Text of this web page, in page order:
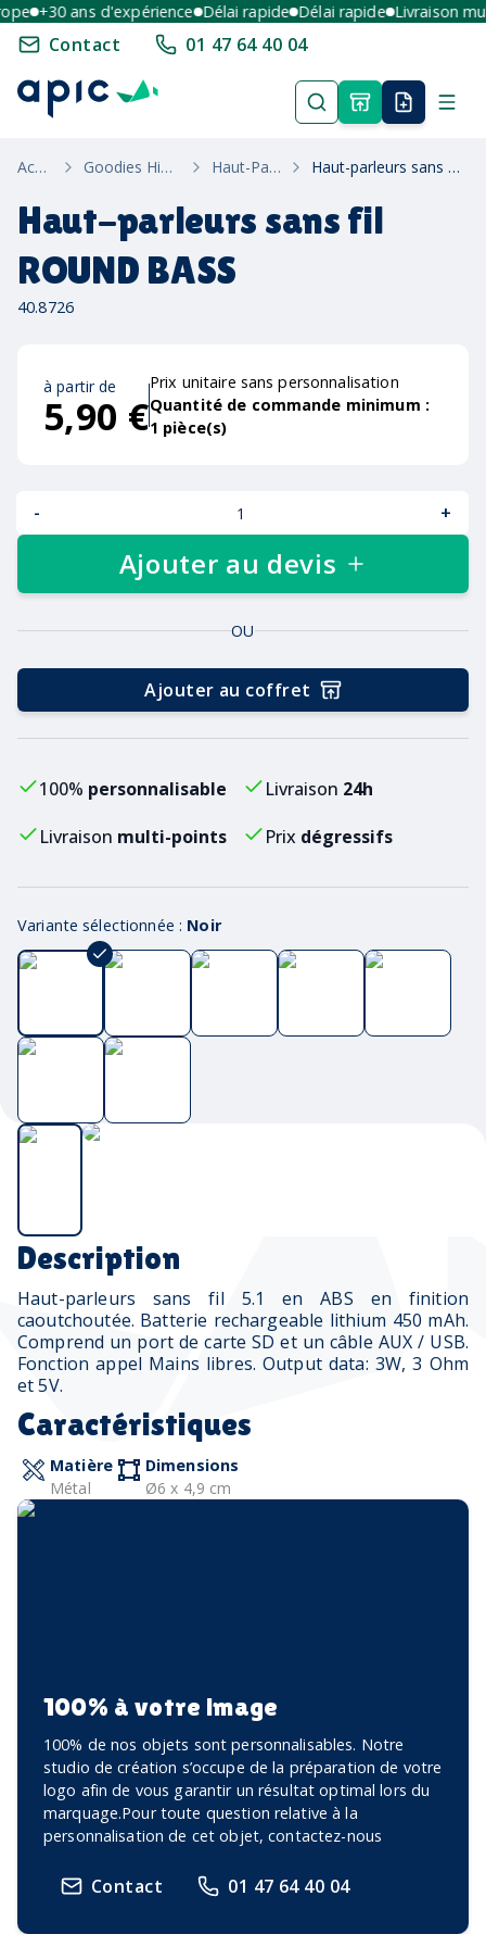
+30 ans d'expérience Délai rapide Délai rapide Livraison
Contact 01 47 64 40 04
Accueil Goodies High-Tech Haut-Parleurs Haut-parleurs sans fil ROUND BASS
Description
Haut-parleurs sans fil 5.1 en ABS en finition
caoutchoutée. Batterie rechargeable lithium 450 mAh.
Comprend un port de carte SD et un câble AUX / USB.
Fonction appel Mains libres. Output data: 3W, 3 Ohm
et 5V.
Caractéristiques
Matière
Métal
Dimensions
Ø6 x 4,9 cm
100% à votre image
100% de nos objets sont personnalisables. Notre
studio de création s’occupe de la préparation de votre
logo afin de vous garantir un résultat optimal lors du
marquage.Pour toute question relative à la
personnalisation de cet objet, contactez-nous
Contact 01 47 64 40 04
Haut-parleurs sans fil
ROUND BASS
40.8726
à partir de
5,90 €
Prix unitaire sans personnalisation
Quantité de commande minimum :
1 pièce(s)
- +
Ajouter au devis
OU
Ajouter au coffret
100% personnalisable Livraison 24h
Livraison multi-points Prix dégressifs
Variante sélectionnée : Noir